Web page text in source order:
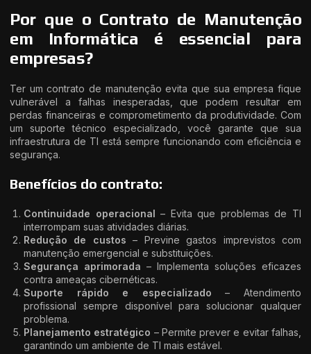
Por que o Contrato de Manutenção
em Informática é essencial para
empresas?
Ter um contrato de manutenção evita que sua empresa fique
vulnerável a falhas inesperadas, que podem resultar em
perdas financeiras e comprometimento da produtividade. Com
um suporte técnico especializado, você garante que sua
infraestrutura de TI está sempre funcionando com eficiência e
segurança.
Benefícios do contrato:
Continuidade operacional – Evita que problemas de TI
interrompam suas atividades diárias.
Redução de custos – Previne gastos imprevistos com
manutenção emergencial e substituições.
Segurança aprimorada – Implementa soluções eficazes
contra ameaças cibernéticas.
Suporte rápido e especializado – Atendimento
profissional sempre disponível para solucionar qualquer
problema.
Planejamento estratégico – Permite prever e evitar falhas,
garantindo um ambiente de TI mais estável.